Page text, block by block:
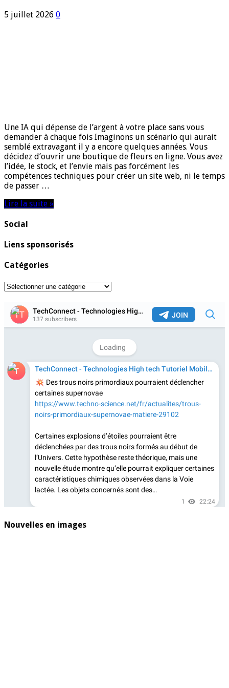
5 juillet 2026 0
Une IA qui dépense de l’argent à votre place sans vous
demander à chaque fois Imaginons un scénario qui aurait
semblé extravagant il y a encore quelques années. Vous
décidez d’ouvrir une boutique de fleurs en ligne. Vous avez
l’idée, le stock, et l’envie mais pas forcément les
compétences techniques pour créer un site web, ni le temps
de passer …
Lire la suite »
Social
Liens sponsorisés
Catégories
Catégories
Nouvelles en images